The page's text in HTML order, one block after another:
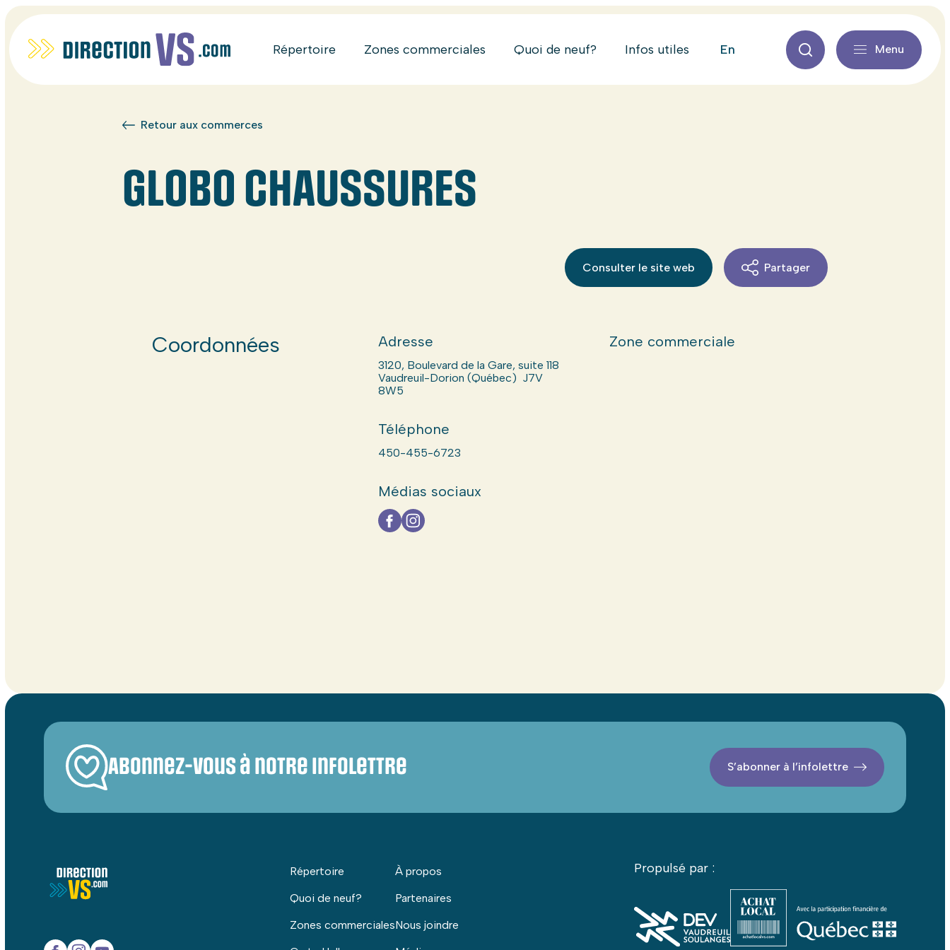
Répertoire Zones commerciales Quoi de neuf? Infos utiles en Menu
Retour aux commerces
GLOBO CHAUSSURES
Consulter le site web Partager
Coordonnées Adresse
3120, Boulevard de la Gare, suite 118
Vaudreuil-Dorion (Québec) J7V
8W5
Téléphone
450-455-6723
Médias sociaux
Zone commerciale
Abonnez-vous à notre infolettre S’abonner à l’infolettre
Répertoire
Quoi de neuf?
Zones commerciales
À propos
Partenaires
Nous joindre
Propulsé par :